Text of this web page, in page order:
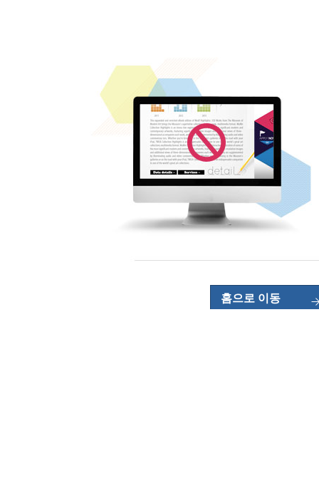
홈으로 이동